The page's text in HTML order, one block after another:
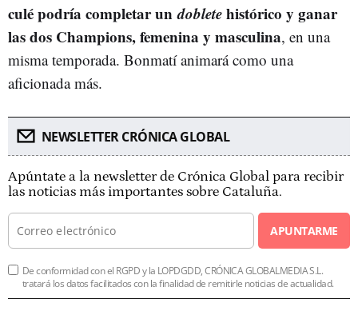
culé podría completar undobletehistórico y ganar
las dos Champions, femenina y masculina, en una
misma temporada. Bonmatí animará como una
aficionada más.
NEWSLETTER CRÓNICA GLOBAL
Apúntate a la newsletter de Crónica Global para recibir
las noticias más importantes sobre Cataluña.
APUNTARME
De conformidad con el RGPD y la LOPDGDD, CRÓNICA GLOBALMEDIA S.L.
tratará los datos facilitados con la finalidad de remitirle noticias de actualidad.